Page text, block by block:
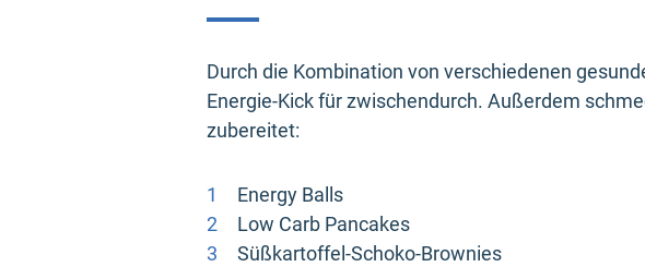
Durch die Kombination von verschiedenen
Energie-Kick für zwischendurch. Außerdem
zubereitet:
Energy Balls
Low Carb Pancakes
Süßkartoffel-Schoko-Brownies